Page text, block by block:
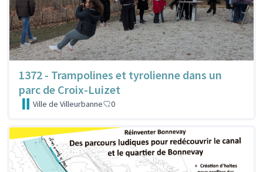
1372 - Trampolines et tyrolienne dans un
parc de Croix-Luizet
Ville de Villeurbanne 0